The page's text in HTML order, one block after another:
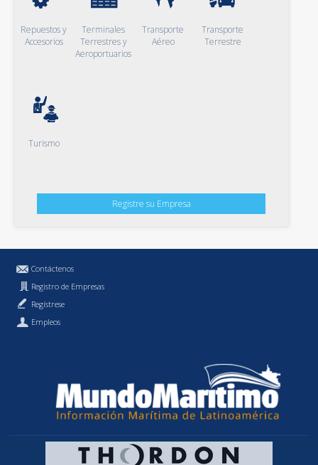
Repuestos y
Accesorios
Terminales
Terrestres y
Aeroportuarios
Transporte
Aéreo
Transporte
Terrestre
Turismo
Registre su Empresa
Contáctenos
Registro de Empresas
Regístrese
Empleos
Política de Privacidad